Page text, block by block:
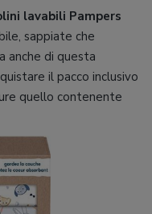
lavabili Pampers
sappiate che
anche di questa
il pacco inclusivo
quello contenente